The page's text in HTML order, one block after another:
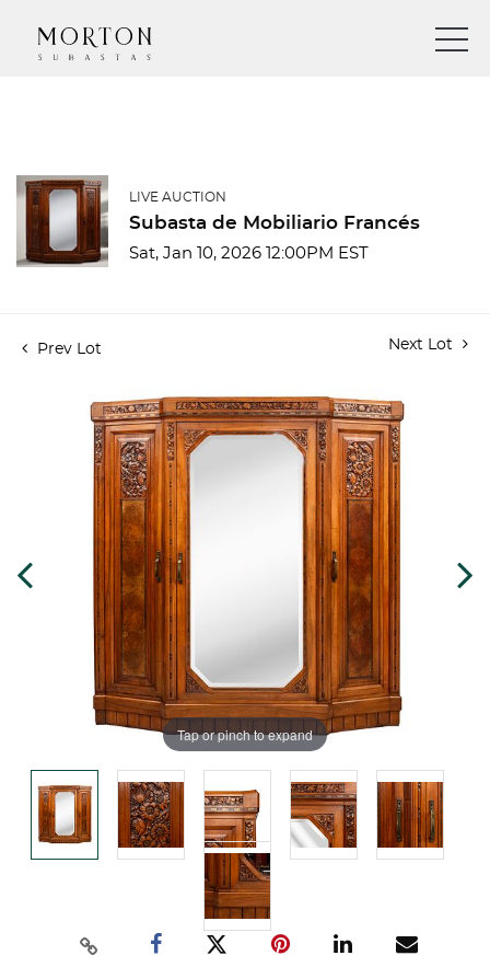
LIVE AUCTION
Subasta de Mobiliario Francés
Sat, Jan 10, 2026 12:00PM EST
Prev Lot Next Lot
Tap or pinch to expand